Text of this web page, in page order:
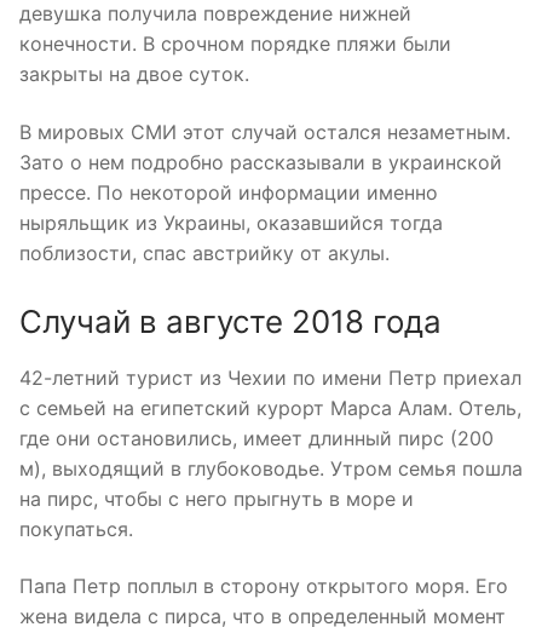
девушка получила повреждение нижней
конечности. В срочном порядке пляжи были
закрыты на двое суток.
В мировых СМИ этот случай остался незаметным.
Зато о нем подробно рассказывали в украинской
прессе. По некоторой информации именно
ныряльщик из Украины, оказавшийся тогда
поблизости, спас австрийку от акулы.
Случай в августе 2018 года
42-летний турист из Чехии по имени Петр приехал
с семьей на египетский курорт Марса Алам. Отель,
где они остановились, имеет длинный пирс (200
м), выходящий в глубоководье. Утром семья пошла
на пирс, чтобы с него прыгнуть в море и
покупаться.
Папа Петр поплыл в сторону открытого моря. Его
жена видела с пирса, что в определенный момент